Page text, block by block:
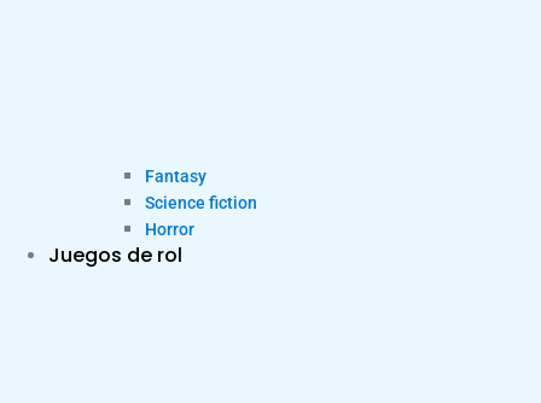
Fantasy
Science fiction
Horror
Juegos de rol